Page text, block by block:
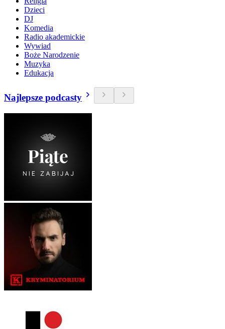
Dzieci
DJ
Komedia
Radio akademickie
Wywiad
Boże Narodzenie
Muzyka
Edukacja
Najlepsze podcasty